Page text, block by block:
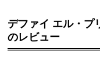
デファイ エル・プ
のレビュー